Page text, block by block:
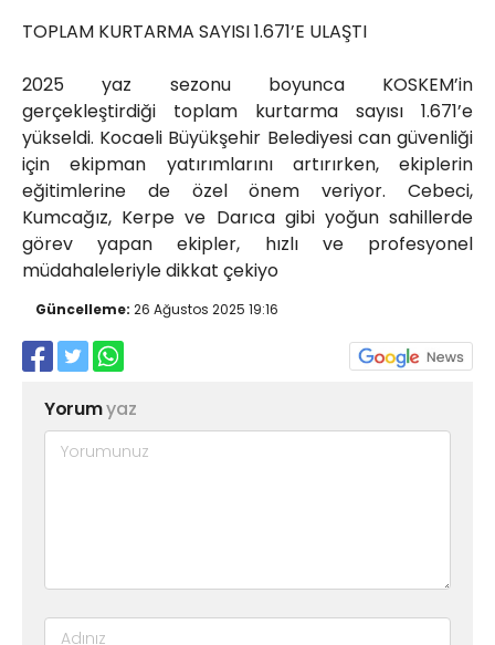
TOPLAM KURTARMA SAYISI 1.671’E ULAŞTI
2025 yaz sezonu boyunca KOSKEM’in
gerçekleştirdiği toplam kurtarma sayısı 1.671’e
yükseldi. Kocaeli Büyükşehir Belediyesi can güvenliği
için ekipman yatırımlarını artırırken, ekiplerin
eğitimlerine de özel önem veriyor. Cebeci,
Kumcağız, Kerpe ve Darıca gibi yoğun sahillerde
görev yapan ekipler, hızlı ve profesyonel
müdahaleleriyle dikkat çekiyo
Güncelleme: 26 Ağustos 2025 19:16
Yorumyaz